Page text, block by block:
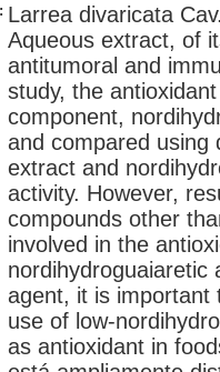
Larrea divaricata
Aqueous extract, of
antitumoral and
study, the
component,
and compared using
extract and
activity. However,
compounds other
involved in the
nordihydroguaiaretic
agent, it is important
use of low-
as antioxidant in